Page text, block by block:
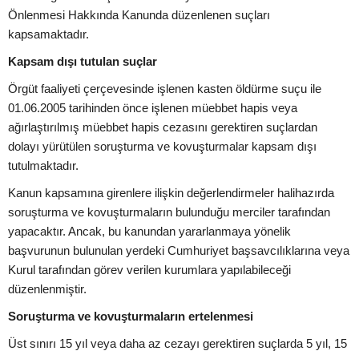
Önlenmesi Hakkında Kanunda düzenlenen suçları
kapsamaktadır.
Kapsam dışı tutulan suçlar
Örgüt faaliyeti çerçevesinde işlenen kasten öldürme suçu ile
01.06.2005 tarihinden önce işlenen müebbet hapis veya
ağırlaştırılmış müebbet hapis cezasını gerektiren suçlardan
dolayı yürütülen soruşturma ve kovuşturmalar kapsam dışı
tutulmaktadır.
Kanun kapsamına girenlere ilişkin değerlendirmeler halihazırda
soruşturma ve kovuşturmaların bulunduğu merciler tarafından
yapacaktır. Ancak, bu kanundan yararlanmaya yönelik
başvurunun bulunulan yerdeki Cumhuriyet başsavcılıklarına veya
Kurul tarafından görev verilen kurumlara yapılabileceği
düzenlenmiştir.
Soruşturma ve kovuşturmaların ertelenmesi
Üst sınırı 15 yıl veya daha az cezayı gerektiren suçlarda 5 yıl, 15